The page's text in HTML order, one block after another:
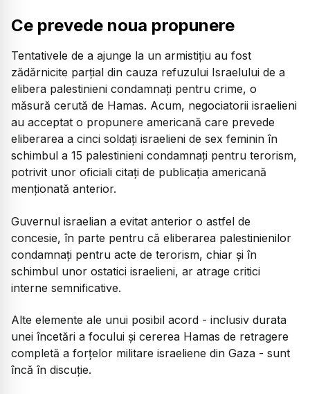
Ce prevede noua propunere
Tentativele de a ajunge la un armistițiu au fost
zădărnicite parțial din cauza refuzului Israelului de a
elibera palestinieni condamnați pentru crime, o
măsură cerută de Hamas. Acum, negociatorii israelieni
au acceptat o propunere americană care prevede
eliberarea a cinci soldați israelieni de sex feminin în
schimbul a 15 palestinieni condamnați pentru terorism,
potrivit unor oficiali citați de publicația americană
menționată anterior.
Guvernul israelian a evitat anterior o astfel de
concesie, în parte pentru că eliberarea palestinienilor
condamnați pentru acte de terorism, chiar și în
schimbul unor ostatici israelieni, ar atrage critici
interne semnificative.
Alte elemente ale unui posibil acord - inclusiv durata
unei încetări a focului și cererea Hamas de retragere
completă a forțelor militare israeliene din Gaza - sunt
încă în discuție.